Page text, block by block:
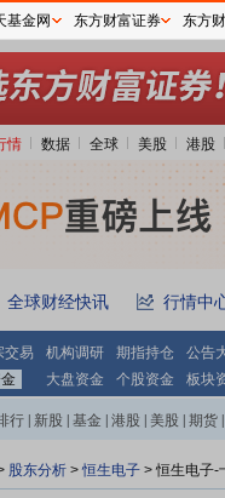
情 数据 全球 美股 港股
全球财经快讯 行情中
交易 机构调研 期指持仓
公告
大盘资金 个股资金 板块
行 新股 基金 港股 美股 期货
股东分析 >恒生电子 >恒生电子-
基金网 东方财富证券 东方